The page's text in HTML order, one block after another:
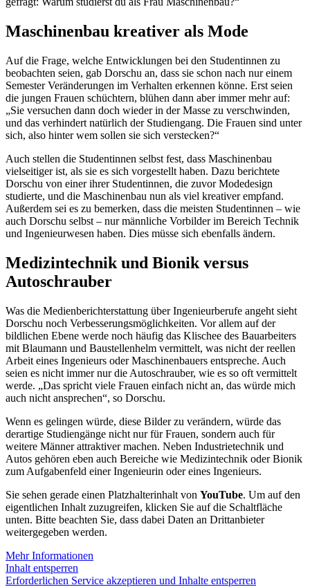
Maschinenbau kreativer als Mode
Auf die Frage, welche Entwicklungen bei den Studentinnen zu
beobachten seien, gab Dorschu an, dass sie schon nach nur einem
Semester Veränderungen im Verhalten erkennen könne. Erst seien
die jungen Frauen schüchtern, blühen dann aber immer mehr auf:
„Sie versuchen dann doch wieder in der Masse zu verschwinden,
und das verhindert natürlich der Studiengang. Die Frauen sind unter
sich, also hinter wem sollen sie sich verstecken?“
Auch stellen die Studentinnen selbst fest, dass Maschinenbau
vielseitiger ist, als sie es sich vorgestellt haben. Dazu berichtete
Dorschu von einer ihrer Studentinnen, die zuvor Modedesign
studierte, und die Maschinenbau nun als viel kreativer empfand.
Außerdem sei es zu bemerken, dass die meisten Studentinnen – wie
auch Dorschu selbst – nur männliche Vorbilder im Bereich Technik
und Ingenieurwesen haben. Dies müsse sich ebenfalls ändern.
Medizintechnik und Bionik versus
Autoschrauber
Was die Medienberichterstattung über Ingenieurberufe angeht sieht
Dorschu noch Verbesserungsmöglichkeiten. Vor allem auf der
bildlichen Ebene werde noch häufig das Klischee des Bauarbeiters
mit Blaumann und Baustellenhelm vermittelt, was nicht der reellen
Arbeit eines Ingenieurs oder Maschinenbauers entspreche. Auch
seien es nicht immer nur die Autoschrauber, wie es so oft vermittelt
werde. „Das spricht viele Frauen einfach nicht an, das würde mich
auch nicht ansprechen“, so Dorschu.
Wenn es gelingen würde, diese Bilder zu verändern, würde das
derartige Studiengänge nicht nur für Frauen, sondern auch für
weitere Männer attraktiver machen. Neben Industrietechnik und
Autos gehören eben auch Bereiche wie Medizintechnik oder Bionik
zum Aufgabenfeld einer Ingenieurin oder eines Ingenieurs.
Sie sehen gerade einen Platzhalterinhalt von YouTube. Um auf den
eigentlichen Inhalt zuzugreifen, klicken Sie auf die Schaltfläche
unten. Bitte beachten Sie, dass dabei Daten an Drittanbieter
weitergegeben werden.
Mehr Informationen
Inhalt entsperren
Erforderlichen Service akzeptieren und Inhalte entsperren